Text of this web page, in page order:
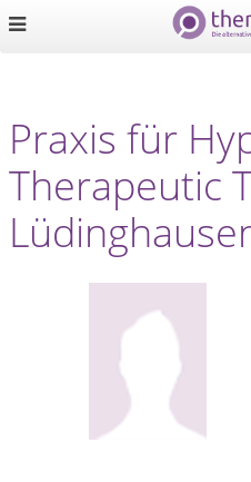
Praxis für
Therapeutic